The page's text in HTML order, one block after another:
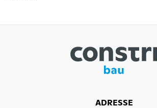
ADRESSE